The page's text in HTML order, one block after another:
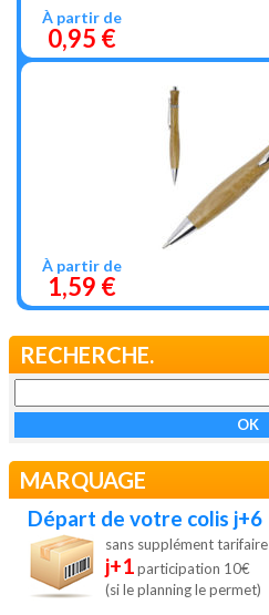
À partir de
0,95 €
À partir de
1,59 €
RECHERCHE.
MARQUAGE
Départ de votre colis j+6
sans supplément tarifaire
j+1participation 10€
(si le planning le permet)